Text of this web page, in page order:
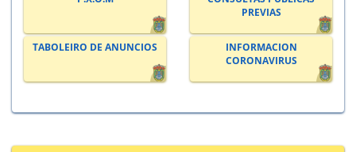
PREVIAS
TABOLEIRO DE ANUNCIOS
INFORMACION
CORONAVIRUS